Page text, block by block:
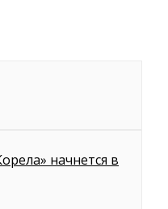
начнется в